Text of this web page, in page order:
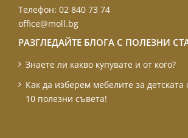
Телефон: 02 840 73 74
office@moll.bg
РАЗГЛЕДАЙТЕ БЛОГА С ПОЛЕЗНИ
Знаете ли какво купувате и от кого?
Как да изберем мебелите за детската
10 полезни съвета!